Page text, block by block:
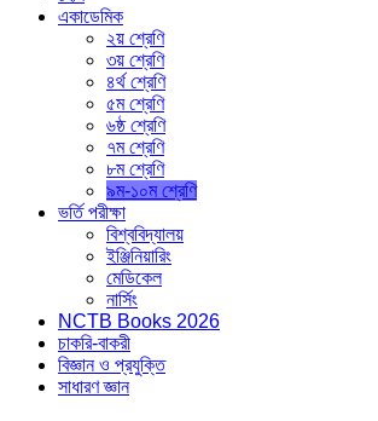
একাডেমিক
২য় শ্রেণি
৩য় শ্রেণি
৪র্থ শ্রেণি
৫ম শ্রেণি
৬ষ্ঠ শ্রেণি
৭ম শ্রেণি
৮ম শ্রেণি
৯ম-১০ম শ্রেণি
ভর্তি পরীক্ষা
বিশ্ববিদ্যালয়
ইঞ্জিনিয়ারিং
মেডিকেল
নার্সিং
NCTB Books 2026
চাকরি-বাকরী
বিজ্ঞান ও প্রযুক্তি
সাধারণ জ্ঞান